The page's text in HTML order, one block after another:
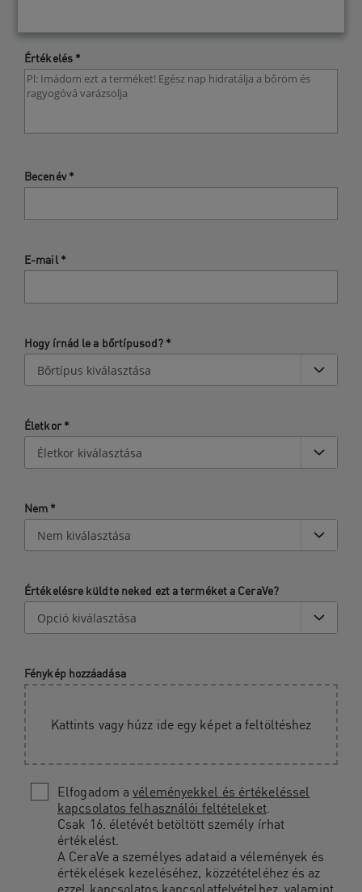
Értékelés *
Becenév*
E-mail *
Hogy írnád le a bőrtípusod? *
Életkor*
Nem *
Értékelésre küldte neked ezt a terméket a CeraVe?
Fénykép hozzáadása
Kattints vagy húzz ide egy képet a feltöltéshez
Elfogadom avéleményekkel és értékeléssel
kapcsolatos felhasználói feltételeket.
Csak 16. életévét betöltött személy írhat
értékelést.
A CeraVe a személyes adataid a vélemények és
értékelések kezeléséhez, közzétételéhez és az